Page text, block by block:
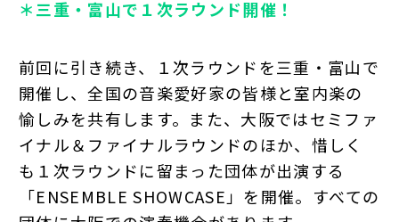
＊三重・富山で１次ラウンド開催！
前回に引き続き、１次ラウンドを三重・富山で
開催し、全国の音楽愛好家の皆様と室内楽の
愉しみを共有します。また、大阪ではセミファ
イナル＆ファイナルラウンドのほか、惜しく
も１次ラウンドに留まった団体が出演する
「ENSEMBLE SHOWCASE」を開催。すべての